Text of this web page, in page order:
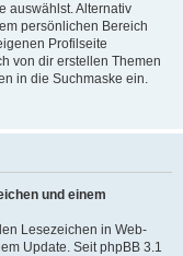
auswählst. Alternativ
persönlichen Bereich
Profilseite
von dir erstellen Themen
in die Suchmaske ein.
und einem
Lesezeichen in Web-
Update. Seit phpBB 3.1